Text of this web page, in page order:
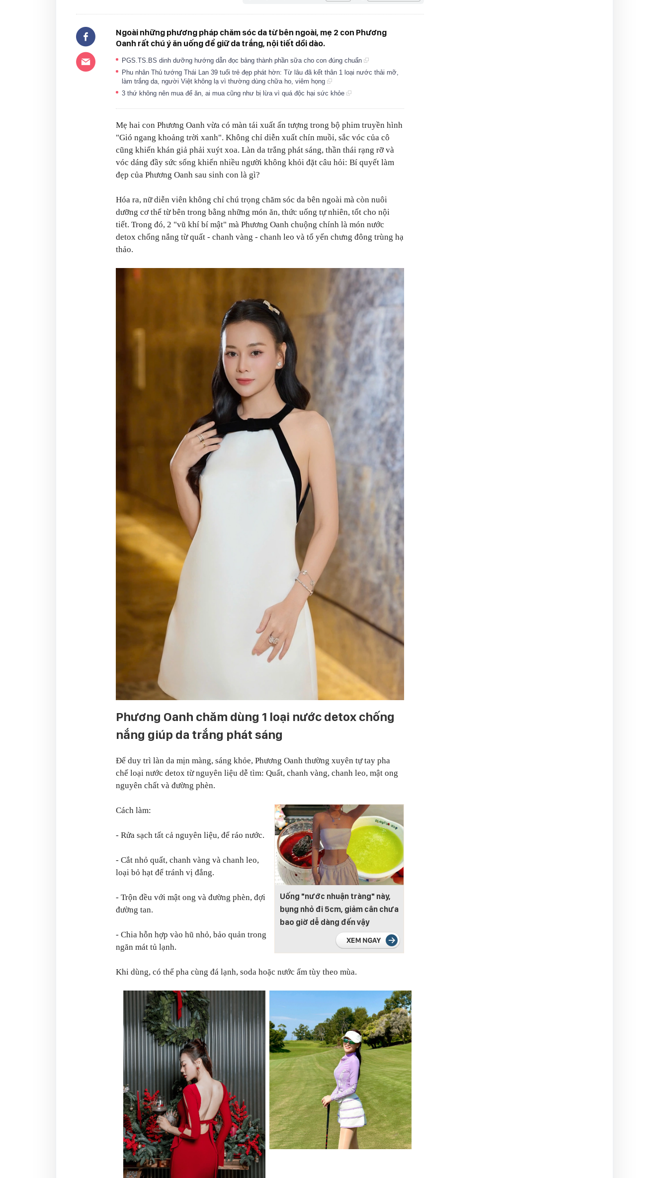
Ngoài những phương pháp chăm sóc da từ bên ngoài, mẹ 2 con Phương
Oanh rất chú ý ăn uống để giữ da trắng, nội tiết dồi dào.
PGS.TS.BS dinh dưỡng hướng dẫn đọc bảng thành phần sữa cho con đúng chuẩn
Phu nhân Thủ tướng Thái Lan 39 tuổi trẻ đẹp phát hờn: Từ lâu đã kết thân 1 loại nước thải mỡ,
làm trắng da, người Việt không lạ vì thường dùng chữa ho, viêm họng
3 thứ không nên mua để ăn, ai mua cũng như bị lừa vì quá độc hại sức khỏe
Mẹ hai con Phương Oanh vừa có màn tái xuất ấn tượng trong bộ phim truyền hình
"Gió ngang khoảng trời xanh". Không chỉ diễn xuất chín muồi, sắc vóc của cô
cũng khiến khán giả phải xuýt xoa. Làn da trắng phát sáng, thần thái rạng rỡ và
vóc dáng đầy sức sống khiến nhiều người không khỏi đặt câu hỏi: Bí quyết làm
đẹp của Phương Oanh sau sinh con là gì?
Hóa ra, nữ diễn viên không chỉ chú trọng chăm sóc da bên ngoài mà còn nuôi
dưỡng cơ thể từ bên trong bằng những món ăn, thức uống tự nhiên, tốt cho nội
tiết. Trong đó, 2 "vũ khí bí mật" mà Phương Oanh chuộng chính là món nước
detox chống nắng từ quất - chanh vàng - chanh leo và tổ yến chưng đông trùng hạ
thảo.
Phương Oanh chăm dùng 1 loại nước detox chống
nắng giúp da trắng phát sáng
Để duy trì làn da mịn màng, sáng khỏe, Phương Oanh thường xuyên tự tay pha
chế loại nước detox từ nguyên liệu dễ tìm: Quất, chanh vàng, chanh leo, mật ong
nguyên chất và đường phèn.
Uống "nước nhuận tràng" này,
bụng nhỏ đi 5cm, giảm cân chưa
bao giờ dễ dàng đến vậy
Cách làm:
- Rửa sạch tất cả nguyên liệu, để ráo nước.
- Cắt nhỏ quất, chanh vàng và chanh leo,
loại bỏ hạt để tránh vị đắng.
- Trộn đều với mật ong và đường phèn, đợi
đường tan.
- Chia hỗn hợp vào hũ nhỏ, bảo quản trong
ngăn mát tủ lạnh.
Khi dùng, có thể pha cùng đá lạnh, soda hoặc nước ấm tùy theo mùa.